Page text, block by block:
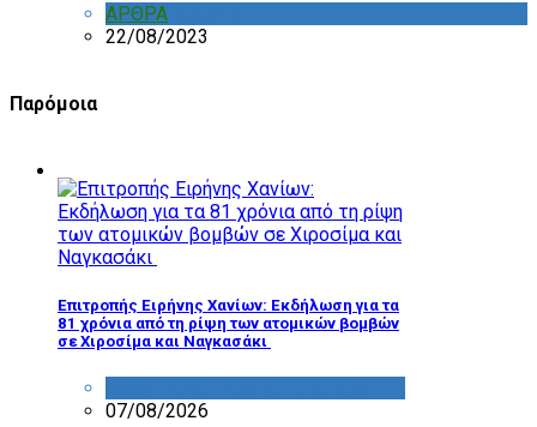
ΑΡΘΡΑ
22/08/2023
Παρόμοια
Επιτροπής Ειρήνης Χανίων: Εκδήλωση για τα
81 χρόνια από τη ρίψη των ατομικών βομβών
σε Χιροσίμα και Ναγκασάκι
07/08/2026